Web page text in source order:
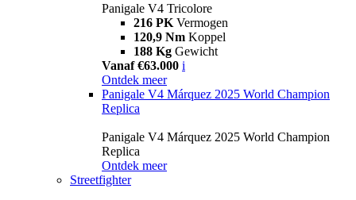
Panigale V4 Tricolore
216 PK Vermogen
120,9 Nm Koppel
188 Kg Gewicht
Vanaf €63.000 i
Ontdek meer
Panigale V4 Márquez 2025 World Champion
Replica
Panigale V4 Márquez 2025 World Champion
Replica
Ontdek meer
Streetfighter